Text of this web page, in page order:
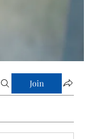
Join